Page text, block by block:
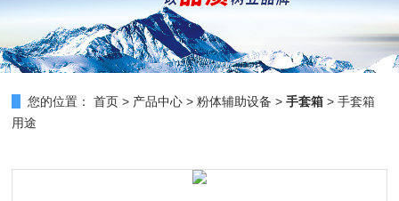
您的位置： 首页 > 产品中心 >粉体辅助设备 >手套箱 > 手套箱
用途